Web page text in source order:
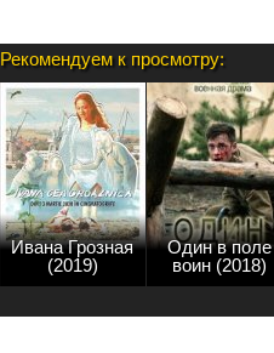
Рекомендуем к просмотру:
Ивана Грозная
(2019)
Один в поле
воин (2018)